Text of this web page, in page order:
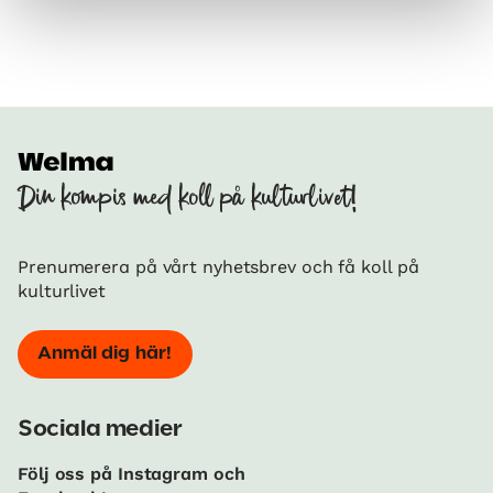
Din kompis med koll på kulturlivet!
Prenumerera på vårt nyhetsbrev och få koll på
kulturlivet
Anmäl dig här!
Sociala medier
Följ oss på Instagram och